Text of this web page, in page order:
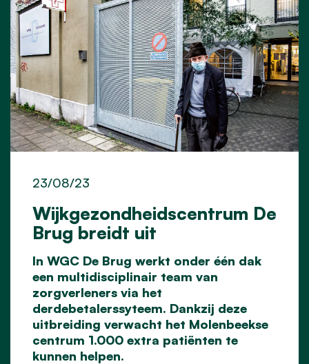
Wijkgezondheidscentrum De
Brug breidt uit
23/08/23
In WGC De Brug werkt onder één dak
een multidisciplinair team van
zorgverleners via het
derdebetalerssyteem. Dankzij deze
uitbreiding verwacht het Molenbeekse
centrum 1.000 extra patiënten te
kunnen helpen.